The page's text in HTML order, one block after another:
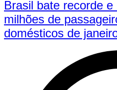
Brasil bate recorde
milhões de
domésticos de